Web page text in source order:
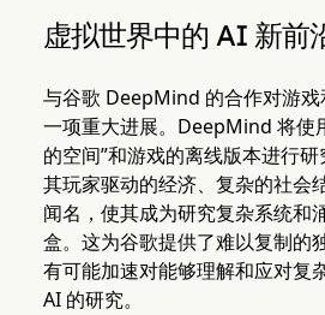
虚拟世界中的 AI 新前
与谷歌 DeepMind 的合作对游戏
一项重大进展。DeepMind 将使
的空间”和游戏的离线版本进行
其玩家驱动的经济、复杂的社会
闻名，使其成为研究复杂系统和
盒。这为谷歌提供了难以复制的
有可能加速对能够理解和应对复
AI 的研究。